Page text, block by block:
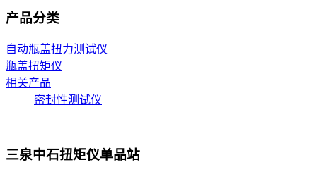
产品分类
自动瓶盖扭力测试仪
瓶盖扭矩仪
相关产品
密封性测试仪
三泉中石扭矩仪单品站